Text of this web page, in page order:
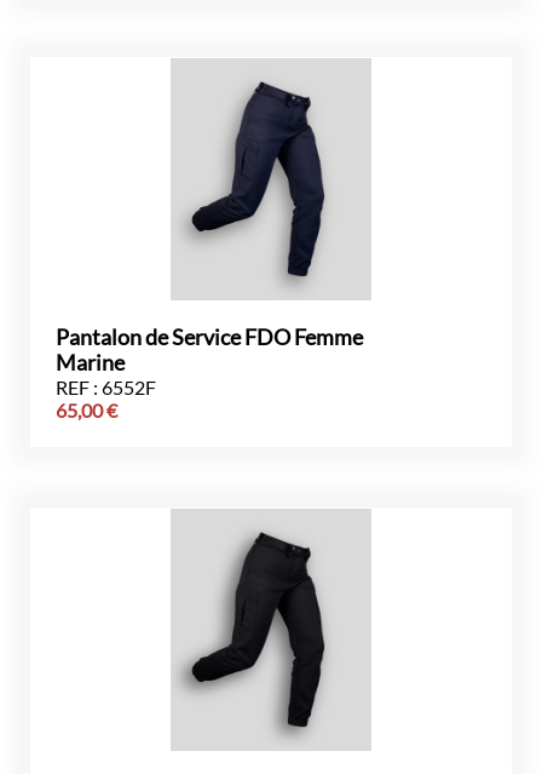
Pantalon de Service FDO Femme
Marine
REF : 6552F
65,00€